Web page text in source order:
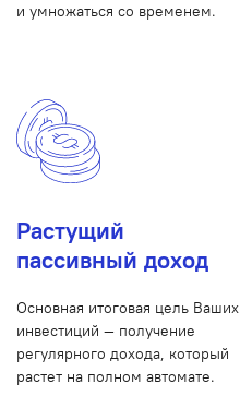
и умножаться со временем.
Растущий
пассивный доход
Основная итоговая цель Ваших
инвестиций — получение
регулярного дохода, который
растет на полном автомате.